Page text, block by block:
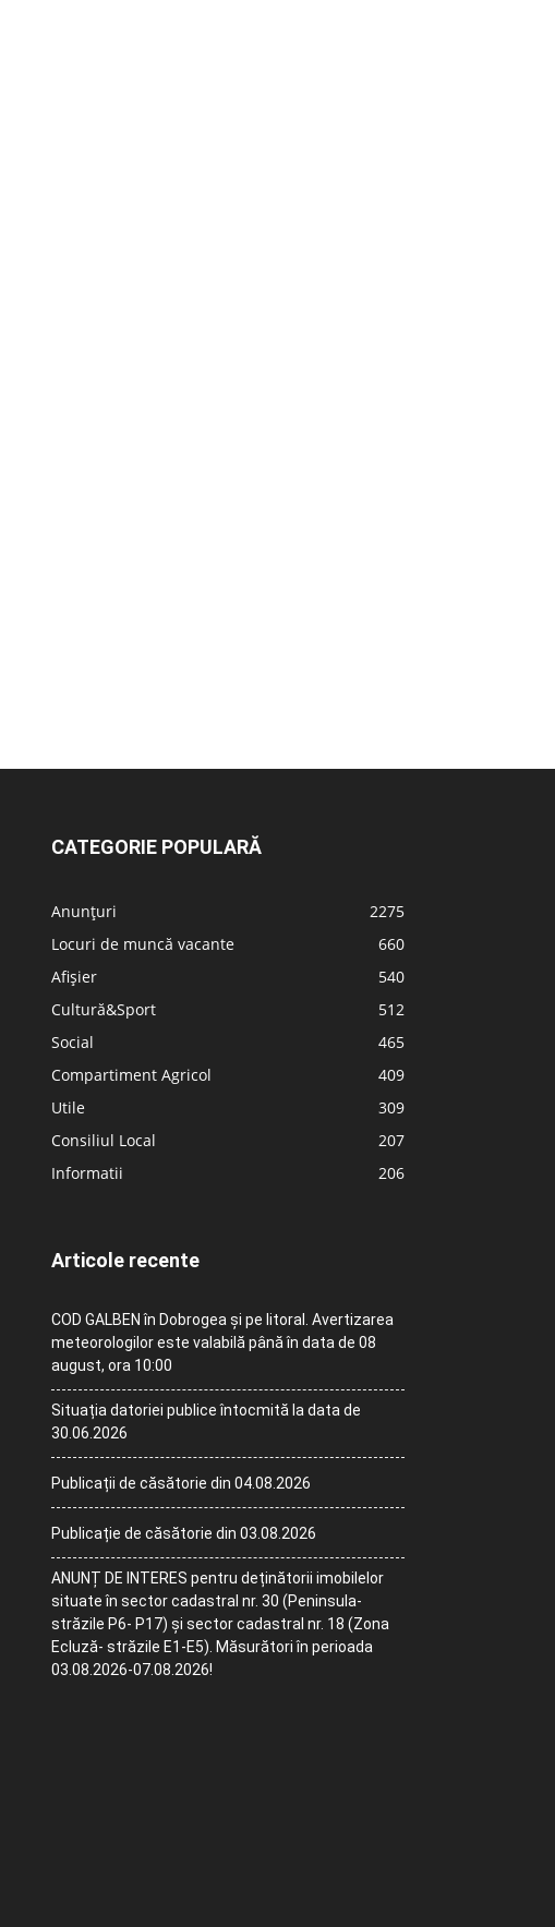
CATEGORIE POPULARĂ
Anunțuri
2275
Locuri de muncă vacante
660
Afișier
540
Cultură&Sport
512
Social
465
Compartiment Agricol
409
Utile
309
Consiliul Local
207
Informatii
206
Articole recente
COD GALBEN în Dobrogea și pe litoral. Avertizarea
meteorologilor este valabilă până în data de 08
august, ora 10:00
Situația datoriei publice întocmită la data de
30.06.2026
Publicații de căsătorie din 04.08.2026
Publicație de căsătorie din 03.08.2026
ANUNȚ DE INTERES pentru deținătorii imobilelor
situate în sector cadastral nr. 30 (Peninsula-
străzile P6- P17) și sector cadastral nr. 18 (Zona
Ecluză- străzile E1-E5). Măsurători în perioada
03.08.2026-07.08.2026!